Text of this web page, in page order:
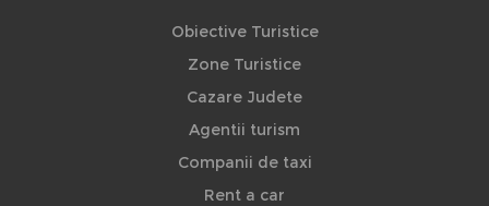
Obiective Turistice
Zone Turistice
Cazare Judete
Agentii turism
Companii de taxi
Rent a car